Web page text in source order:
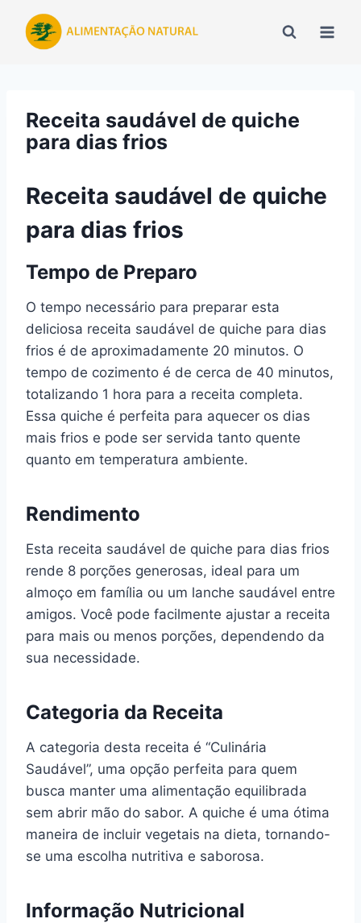
para
Receita saudável de quiche
para dias frios
Receita saudável de quiche
para dias frios
Tempo de Preparo
O tempo necessário para preparar esta
deliciosa receita saudável de quiche para dias
frios é de aproximadamente 20 minutos. O
tempo de cozimento é de cerca de 40 minutos,
totalizando 1 hora para a receita completa.
Essa quiche é perfeita para aquecer os dias
mais frios e pode ser servida tanto quente
quanto em temperatura ambiente.
Rendimento
Esta receita saudável de quiche para dias frios
rende 8 porções generosas, ideal para um
almoço em família ou um lanche saudável entre
amigos. Você pode facilmente ajustar a receita
para mais ou menos porções, dependendo da
sua necessidade.
Categoria da Receita
A categoria desta receita é “Culinária
Saudável”, uma opção perfeita para quem
busca manter uma alimentação equilibrada
sem abrir mão do sabor. A quiche é uma ótima
maneira de incluir vegetais na dieta, tornando-
se uma escolha nutritiva e saborosa.
Informação Nutricional